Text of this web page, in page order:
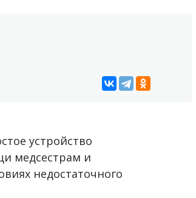
устройство
медсестрам и
недостаточного